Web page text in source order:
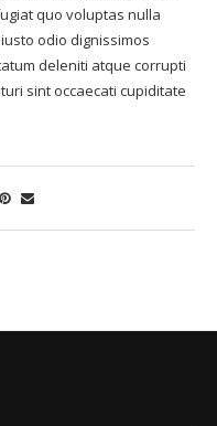
quo voluptas nulla
odio dignissimos
deleniti atque corrupti
sint occaecati cupiditate